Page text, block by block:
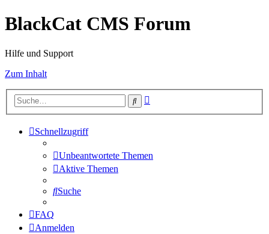
BlackCat CMS Forum
Hilfe und Support
Zum Inhalt
Suche
Schnellzugriff
Unbeantwortete Themen
Aktive Themen
Suche
FAQ
Anmelden